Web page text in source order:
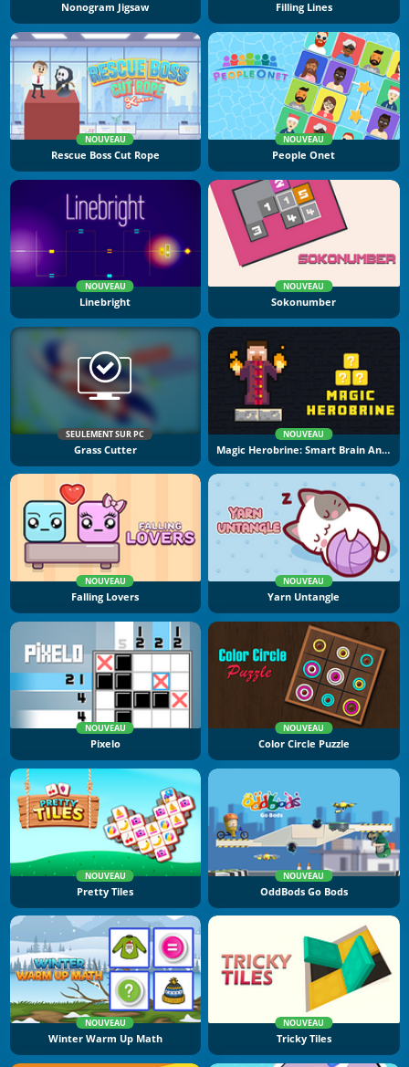
Nonogram Jigsaw Filling Lines
NOUVEAU
Rescue Boss Cut Rope
NOUVEAU
People Onet
NOUVEAU
Linebright
NOUVEAU
Sokonumber
SEULEMENT SUR PC
Grass Cutter
NOUVEAU
Magic Herobrine: Smart Brain And Puzzle Quest
NOUVEAU
Falling Lovers
NOUVEAU
Yarn Untangle
NOUVEAU
Pixelo
NOUVEAU
Color Circle Puzzle
NOUVEAU
Pretty Tiles
NOUVEAU
OddBods Go Bods
NOUVEAU
Winter Warm Up Math
NOUVEAU
Tricky Tiles